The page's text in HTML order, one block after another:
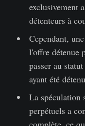
exclusivement
détenteurs à
Cependant,
l'offre détenue
passer au
ayant été
La spéculation
perpétuels a